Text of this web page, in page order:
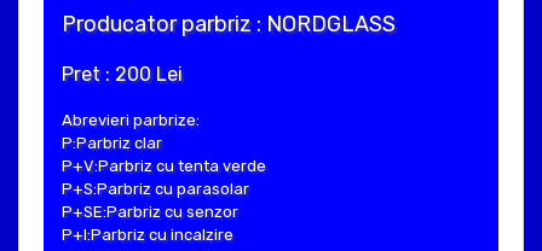
Producator parbriz : NORDGLASS
Pret : 200 Lei
Abrevieri parbrize:
P:Parbriz clar
P+V:Parbriz cu tenta verde
P+S:Parbriz cu parasolar
P+SE:Parbriz cu senzor
P+I:Parbriz cu incalzire